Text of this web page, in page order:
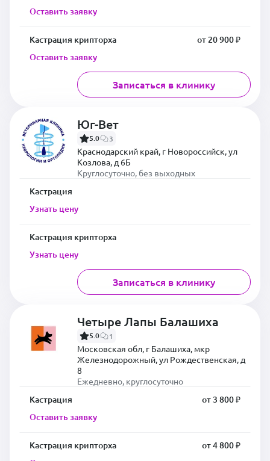
Оставить заявку
Кастрация крипторха
от 20 900 ₽
Оставить заявку
Записаться в клинику
Юг-Вет
5.0 3
Краснодарский край, г Новороссийск, ул
Козлова, д 6Б
Круглосуточно, без выходных
Кастрация
Узнать цену
Кастрация крипторха
Узнать цену
Записаться в клинику
Четыре Лапы Балашиха
5.0 1
Московская обл, г Балашиха, мкр
Железнодорожный, ул Рождественская, д
8
Ежедневно, круглосуточно
Кастрация
от 3 800 ₽
Оставить заявку
Кастрация крипторха
от 4 800 ₽